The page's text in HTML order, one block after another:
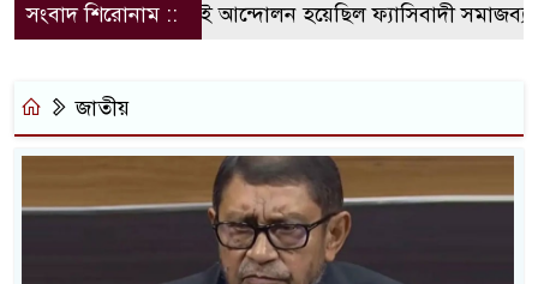
সংবাদ শিরোনাম ::
জুলাই আন্দোলন হয়েছিল ফ্যাসিবাদী সমাজব্যবস্থার
জাতীয়